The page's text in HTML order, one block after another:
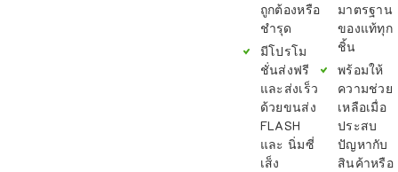
ถูกต้องหรือ
ชำรุด
มีโปรโม
ชั่นส่งฟรี
และส่งเร็ว
ด้วยขนส่ง
FLASH
และ นิ่มซี่
เส็ง
มาตรฐาน
ของแท้ทุก
ชิ้น
พร้อมให้
ความช่วย
เหลือเมื่อ
ประสบ
ปัญหากับ
สินค้าหรือ